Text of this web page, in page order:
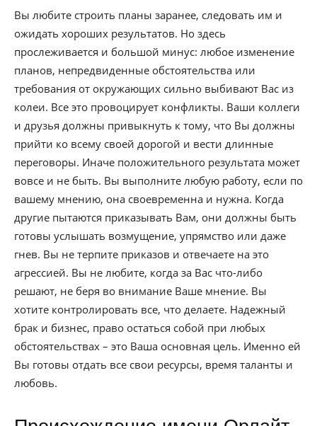
Вы любите строить планы заранее, следовать им и
ожидать хороших результатов. Но здесь
прослеживается и большой минус: любое изменение
планов, непредвиденные обстоятельства или
требования от окружающих сильно выбивают Вас из
колеи. Все это провоцирует конфликты. Ваши коллеги
и друзья должны привыкнуть к тому, что Вы должны
прийти ко всему своей дорогой и вести длинные
переговоры. Иначе положительного результата может
вовсе и не быть. Вы выполните любую работу, если по
вашему мнению, она своевременна и нужна. Когда
другие пытаются приказывать Вам, они должны быть
готовы услышать возмущение, упрямство или даже
гнев. Вы не терпите приказов и отвечаете на это
агрессией. Вы не любите, когда за Вас что-либо
решают, не беря во внимание Ваше мнение. Вы
хотите контролировать все, что делаете. Надежный
брак и бизнес, право остаться собой при любых
обстоятельствах – это Ваша основная цель. Именно ей
Вы готовы отдать все свои ресурсы, время таланты и
любовь.